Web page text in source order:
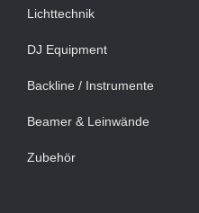
Lichttechnik
DJ Equipment
Backline / Instrumente
Beamer & Leinwände
Zubehör